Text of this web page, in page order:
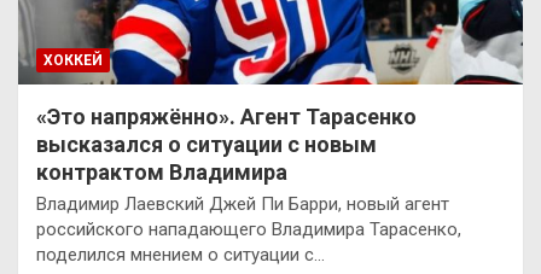
ХОККЕЙ
«Это напряжённо». Агент Тарасенко
высказался о ситуации с новым
контрактом Владимира
Владимир Лаевский Джей Пи Барри, новый агент
российского нападающего Владимира Тарасенко,
поделился мнением о ситуации с…